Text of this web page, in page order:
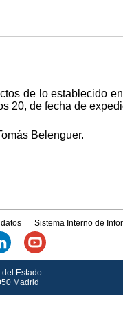
de lo establecido
20, de fecha de
Belenguer.
Sistema Interno de
del Estado
Madrid